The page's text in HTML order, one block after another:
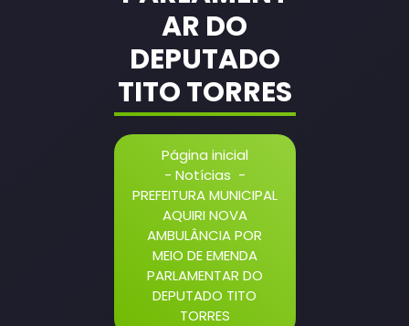
AR DO
DEPUTADO
TITO TORRES
Página inicial
- Notícias -
PREFEITURA MUNICIPAL
AQUIRI NOVA
AMBULÂNCIA POR
MEIO DE EMENDA
PARLAMENTAR DO
DEPUTADO TITO
TORRES